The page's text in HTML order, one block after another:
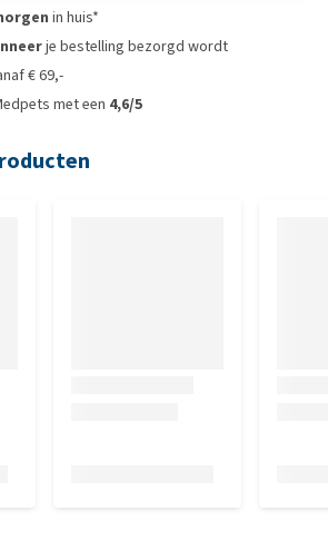
in huis*
je bestelling bezorgd wordt
€ 69,-
met een 4,6/5